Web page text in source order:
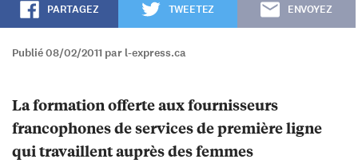
PARTAGEZ TWEETEZ ENVOYEZ
Publié 08/02/2011 par l-express.ca
La formation offerte aux fournisseurs
francophones de services de première ligne
qui travaillent auprès des femmes